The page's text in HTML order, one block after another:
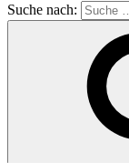
Suche nach: